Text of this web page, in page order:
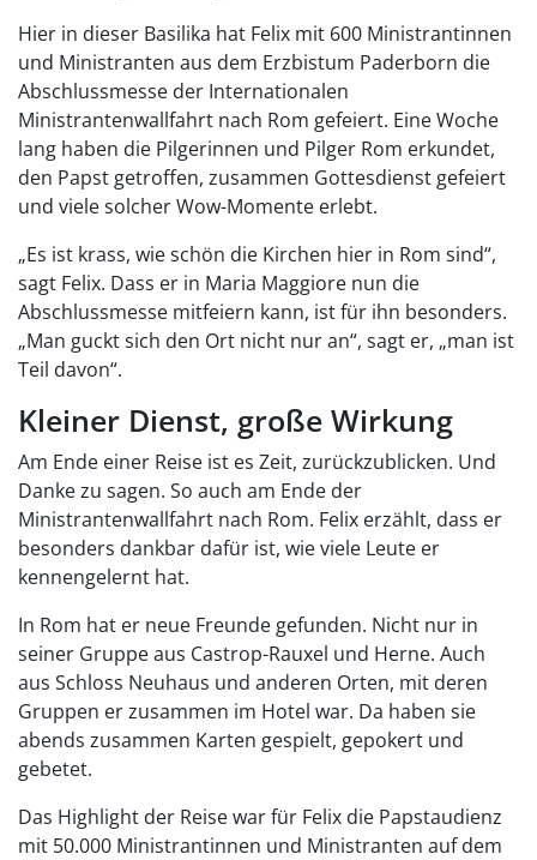
Hier in dieser Basilika hat Felix mit 600 Ministrantinnen
und Ministranten aus dem Erzbistum Paderborn die
Abschlussmesse der Internationalen
Ministrantenwallfahrt nach Rom gefeiert. Eine Woche
lang haben die Pilgerinnen und Pilger Rom erkundet,
den Papst getroffen, zusammen Gottesdienst gefeiert
und viele solcher Wow-Momente erlebt.
„Es ist krass, wie schön die Kirchen hier in Rom sind“,
sagt Felix. Dass er in Maria Maggiore nun die
Abschlussmesse mitfeiern kann, ist für ihn besonders.
„Man guckt sich den Ort nicht nur an“, sagt er, „man ist
Teil davon“.
Kleiner Dienst, große Wirkung
Am Ende einer Reise ist es Zeit, zurückzublicken. Und
Danke zu sagen. So auch am Ende der
Ministrantenwallfahrt nach Rom. Felix erzählt, dass er
besonders dankbar dafür ist, wie viele Leute er
kennengelernt hat.
In Rom hat er neue Freunde gefunden. Nicht nur in
seiner Gruppe aus Castrop-Rauxel und Herne. Auch
aus Schloss Neuhaus und anderen Orten, mit deren
Gruppen er zusammen im Hotel war. Da haben sie
abends zusammen Karten gespielt, gepokert und
gebetet.
Das Highlight der Reise war für Felix die Papstaudienz
mit 50.000 Ministrantinnen und Ministranten auf dem